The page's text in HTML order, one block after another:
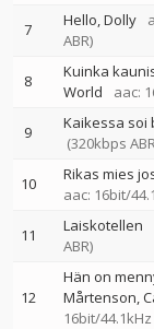
7 Hello, Dolly
ABR)
8
Kuinka
World
aac:
9 Kaikessa soi
(320kbps
10
Rikas mies
aac: 16bit/
11 Laiskotellen
ABR)
12
Hän on
Mårtenson
16bit/44.1kHz